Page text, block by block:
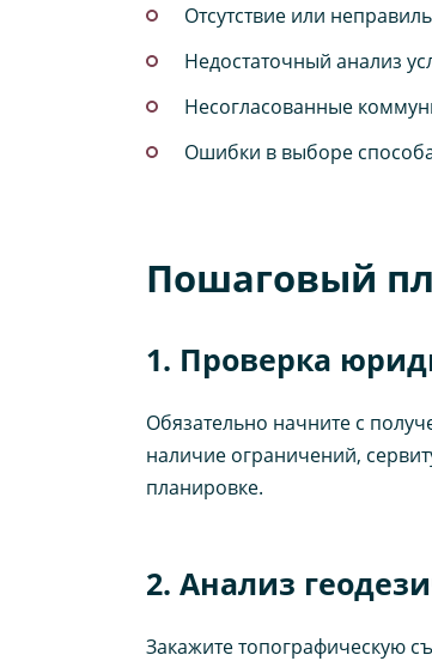
Отсутствие или
Недостаточный анализ
Несогласованные
Ошибки в выборе
Пошаговый
1. Проверка
Обязательно начните с
наличие ограничений,
планировке.
2. Анализ
Закажите топографическую